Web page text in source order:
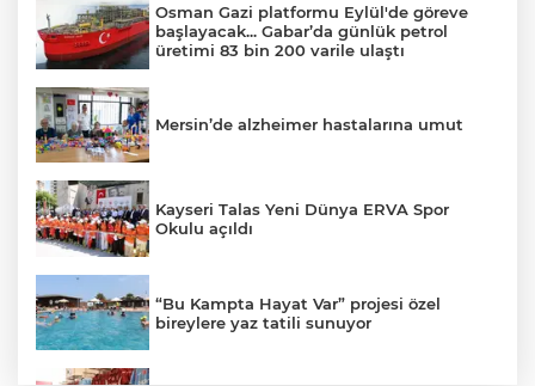
Osman Gazi platformu Eylül'de göreve
başlayacak... Gabar’da günlük petrol
üretimi 83 bin 200 varile ulaştı
Mersin’de alzheimer hastalarına umut
Kayseri Talas Yeni Dünya ERVA Spor
Okulu açıldı
“Bu Kampta Hayat Var” projesi özel
bireylere yaz tatili sunuyor